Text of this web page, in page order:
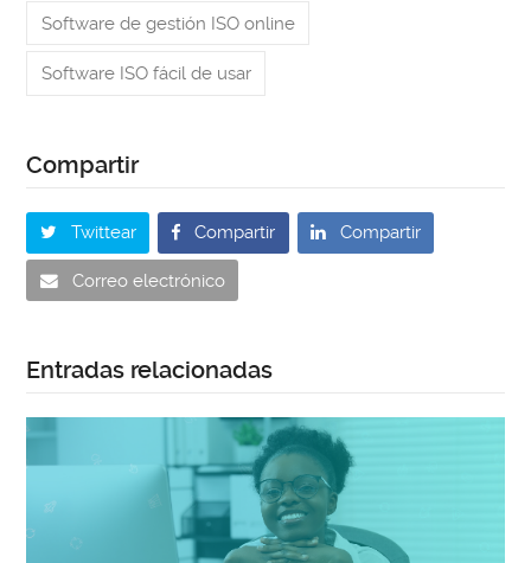
Software de gestión ISO online
Software ISO fácil de usar
Twittear Compartir Compartir
Correo electrónico
Entradas relacionadas